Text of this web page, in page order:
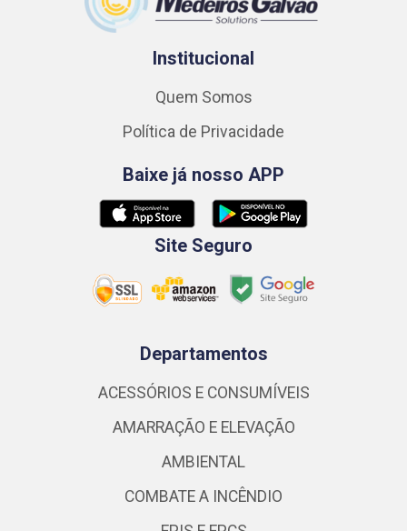
Institucional
Quem Somos
Política de Privacidade
Baixe já nosso APP
Site Seguro
Departamentos
ACESSÓRIOS E CONSUMÍVEIS
AMARRAÇÃO E ELEVAÇÃO
AMBIENTAL
COMBATE A INCÊNDIO